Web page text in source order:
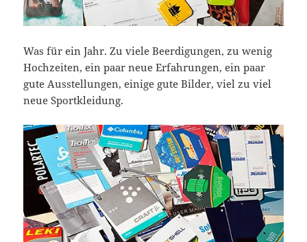
Was für ein Jahr. Zu viele Beerdigungen, zu wenig
Hochzeiten, ein paar neue Erfahrungen, ein paar
gute Ausstellungen, einige gute Bilder, viel zu viel
neue Sportkleidung.